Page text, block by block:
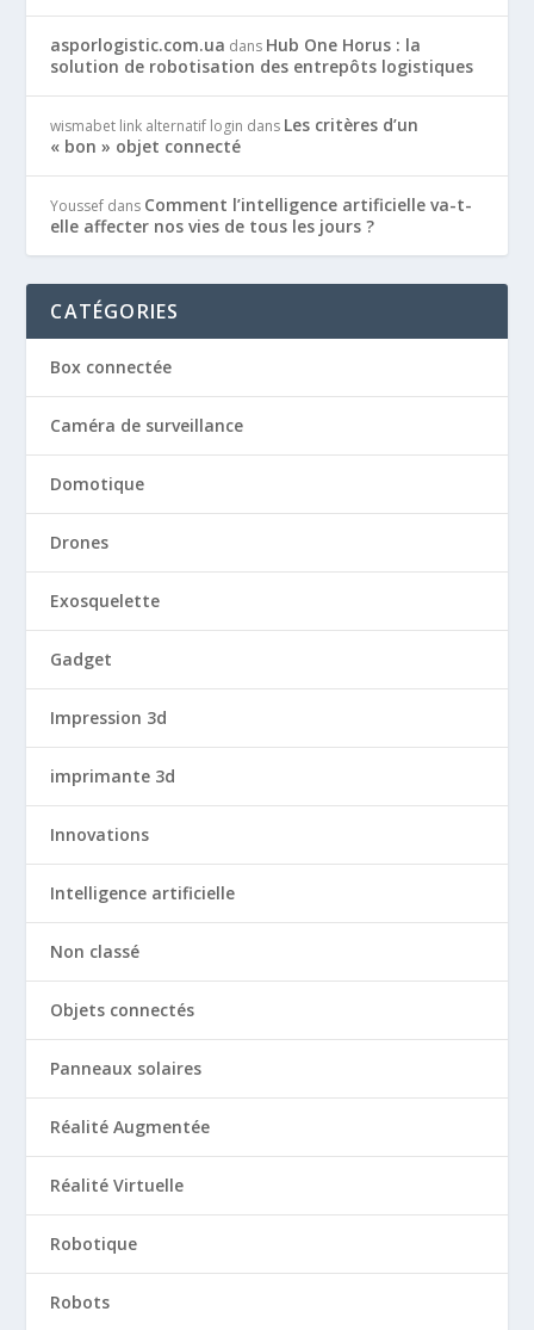
asporlogistic.com.ua dans Hub One Horus : la
solution de robotisation des entrepôts logistiques
wismabet link alternatif login dans Les critères d’un
« bon » objet connecté
Youssef dans Comment l’intelligence artificielle va-t-
elle affecter nos vies de tous les jours ?
CATÉGORIES
Box connectée
Caméra de surveillance
Domotique
Drones
Exosquelette
Gadget
Impression 3d
imprimante 3d
Innovations
Intelligence artificielle
Non classé
Objets connectés
Panneaux solaires
Réalité Augmentée
Réalité Virtuelle
Robotique
Robots